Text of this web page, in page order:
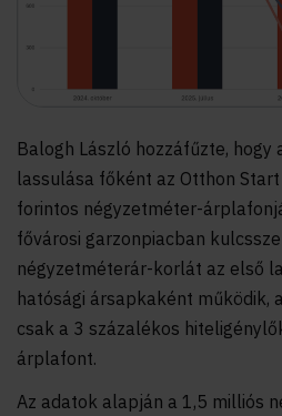
Balogh László hozzáfűzte, hogy
lassulása főként az Otthon
forintos négyzetméter-
fővárosi garzonpiacban
négyzetméterár-korlát az első
hatósági ársapkaként működik,
csak a 3 százalékos
árplafont.
Az adatok alapján a 1,5 milliós